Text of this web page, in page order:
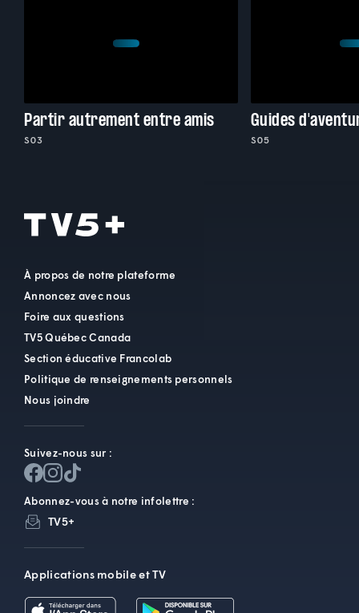
Partir autrement entre amis
S03
Guides
S05
À propos de notre plateforme
Annoncez avec nous
Foire aux questions
TV5 Québec Canada
Section éducative Francolab
Politique de renseignements personnels
Nous joindre
Suivez-nous sur :
Abonnez-vous à notre infolettre :
TV5+
Applications mobile et TV